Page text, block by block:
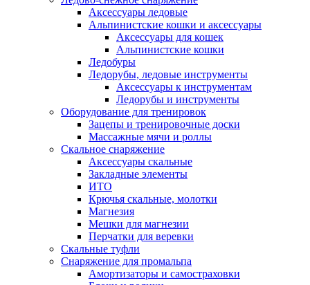
Аксессуары ледовые
Альпинистские кошки и аксессуары
Аксессуары для кошек
Альпинистские кошки
Ледобуры
Ледорубы, ледовые инструменты
Аксессуары к инструментам
Ледорубы и инструменты
Оборудование для тренировок
Зацепы и тренировочные доски
Массажные мячи и роллы
Скальное снаряжение
Аксессуары скальные
Закладные элементы
ИТО
Крючья скальные, молотки
Магнезия
Мешки для магнезии
Перчатки для веревки
Скальные туфли
Снаряжение для промальпа
Амортизаторы и самостраховки